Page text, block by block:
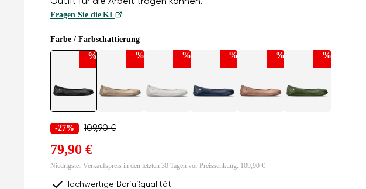
Fragen Sie die KI
Farbe / Farbschattierung
% % % % % %
-27% 109,90 €
79,90 €
Niedrigster Verkaufspreis in den letzten 30 Tagen vor Preissenkung: 109,90 €
Hochwertige Barfußqualität